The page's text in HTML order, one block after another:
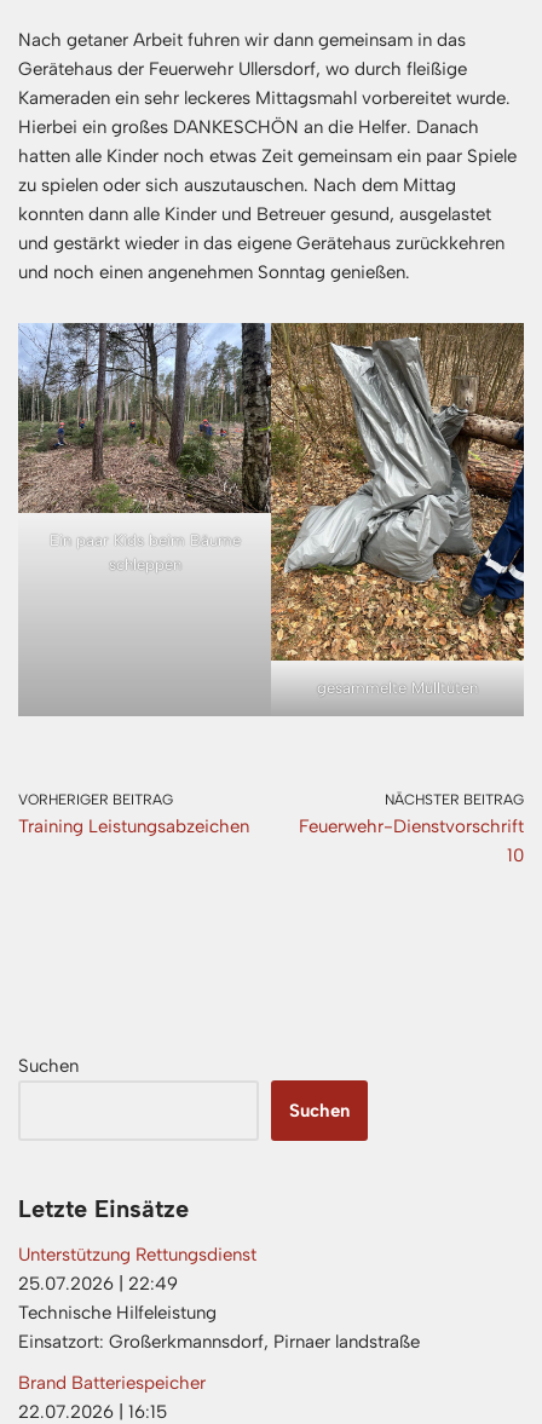
Nach getaner Arbeit fuhren wir dann gemeinsam in das
Gerätehaus der Feuerwehr Ullersdorf, wo durch fleißige
Kameraden ein sehr leckeres Mittagsmahl vorbereitet wurde.
Hierbei ein großes DANKESCHÖN an die Helfer. Danach
hatten alle Kinder noch etwas Zeit gemeinsam ein paar Spiele
zu spielen oder sich auszutauschen. Nach dem Mittag
konnten dann alle Kinder und Betreuer gesund, ausgelastet
und gestärkt wieder in das eigene Gerätehaus zurückkehren
und noch einen angenehmen Sonntag genießen.
Ein paar Kids beim Bäume
schleppen
gesammelte Mülltüten
VORHERIGER BEITRAG
Training Leistungsabzeichen
NÄCHSTER BEITRAG
Feuerwehr-Dienstvorschrift
10
Suchen
Suchen
Letzte Einsätze
Unterstützung Rettungsdienst
25.07.2026
22:49
Technische Hilfeleistung
Einsatzort: Großerkmannsdorf, Pirnaer landstraße
Brand Batteriespeicher
22.07.2026
16:15